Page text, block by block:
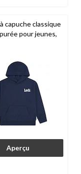
capuche classique
pour jeunes,
Aperçu